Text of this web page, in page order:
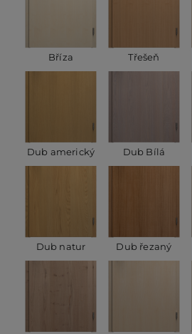
Bříza Třešeň
Dub americký Dub Bílá
Dub natur Dub řezaný